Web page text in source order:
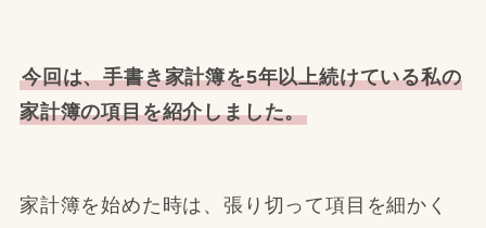
今回は、手書き家計簿を5年以上続けている私の
家計簿の項目を紹介しました。
家計簿を始めた時は、張り切って項目を細かく